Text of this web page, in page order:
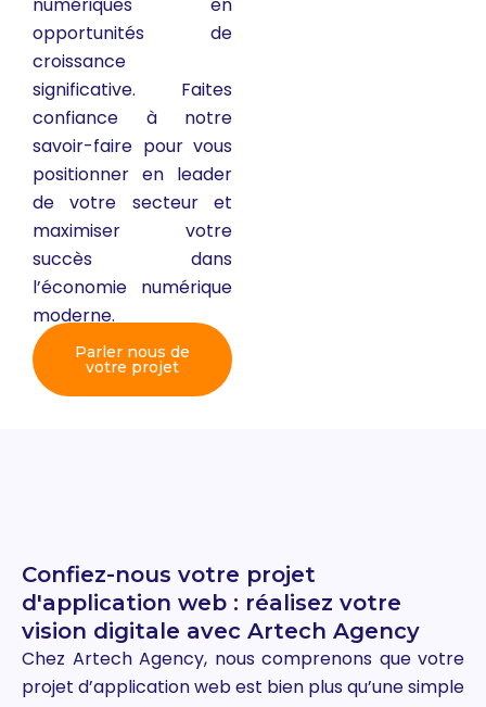
opportunités de
croissance
significative. Faites
confiance à notre
savoir-faire pour vous
positionner en leader
de votre secteur et
maximiser votre
succès dans
l’économie numérique
moderne.
Parler nous de
votre projet
Confiez-nous votre projet
d'application web : réalisez votre
vision digitale avec Artech Agency
Chez Artech Agency, nous comprenons que votre
projet d’application web est bien plus qu’une simple